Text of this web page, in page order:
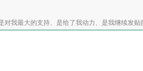
对我最大的支持、是给了我动力、是我继续发贴